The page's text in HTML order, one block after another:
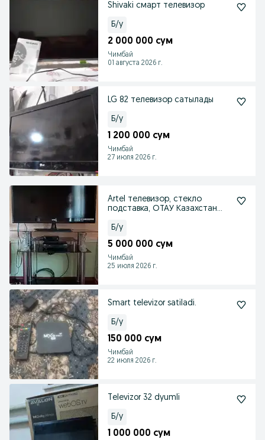
Shivaki смарт телевизор
Б/у
2 000 000 сум
Чимбай
01 августа 2026 г.
LG 82 телевизор сатылады
Б/у
1 200 000 сум
Чимбай
27 июля 2026 г.
Artel телевизор, стекло
подставка, ОТАУ Казахстан
Б/у
5 000 000 сум
Чимбай
25 июля 2026 г.
Smart televizor satiladi.
Б/у
150 000 сум
Чимбай
22 июля 2026 г.
Televizor 32 dyumli
Б/у
1 000 000 сум